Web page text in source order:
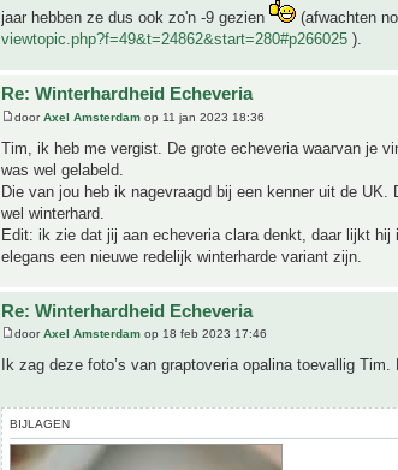
jaar hebben ze dus ook zo'n -9 gezien
(afwachten
viewtopic.php?f=49&t=24862&start=280#p266025 ).
Re: Winterhardheid Echeveria
doorAxel Amsterdam op 11 jan 2023 18:36
Tim, ik heb me vergist. De grote echeveria waarvan je
was wel gelabeld.
Die van jou heb ik nagevraagd bij een kenner uit de
wel winterhard.
Edit: ik zie dat jij aan echeveria clara denkt, daar lijkt
elegans een nieuwe redelijk winterharde variant zijn.
Re: Winterhardheid Echeveria
doorAxel Amsterdam op 18 feb 2023 17:46
Ik zag deze foto’s van graptoveria opalina toevallig
BIJLAGEN